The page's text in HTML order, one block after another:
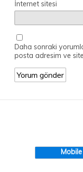
İnternet sitesi
Daha sonraki
posta adresim ve
Mobile